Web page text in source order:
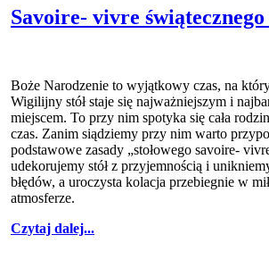
Savoire- vivre świątecznego
Boże Narodzenie to wyjątkowy czas, na
Wigilijny stół staje się najważniejszym i
miejscem. To przy nim spotyka się cała
czas. Zanim siądziemy przy nim warto
podstawowe zasady „stołowego savoire-
udekorujemy stół z przyjemnością i
błędów, a uroczysta kolacja przebiegnie w
atmosferze.
Czytaj dalej...